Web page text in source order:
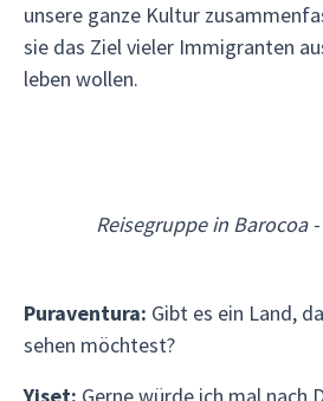
unsere ganze Kultur
sie das Ziel vieler Immigranten
leben wollen.
Reisegruppe in Barocoa
Puraventura: Gibt es ein Land,
sehen möchtest?